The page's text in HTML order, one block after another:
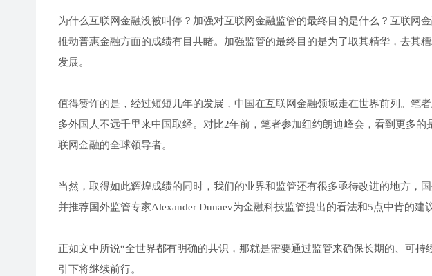
为什么互联网金融没被叫停？加强对互联网金融监管的最终目的是什么？互联网
推动普惠金融方面的成绩有目共睹。加强监管的最终目的是为了取其精华，去其
发展。
值得赞许的是，经过短短几年的发展，中国在互联网金融领域走在世界前列。笔
多外国人不远千里来中国取经。对比2年前，笔者参加纽约朗迪峰会，看到更多
联网金融的全球领导者。
当然，取得如此辉煌成绩的同时，我们的业界和监管还有很多亟待改进的地方，
并推荐国外监管专家Alexander Dunaev为金融科技监管提出的看法和5点中肯的建议
正如文中所说“全世界都有明确的共识，那就是需要通过监管来确保长期的、可
引下将继续前行。